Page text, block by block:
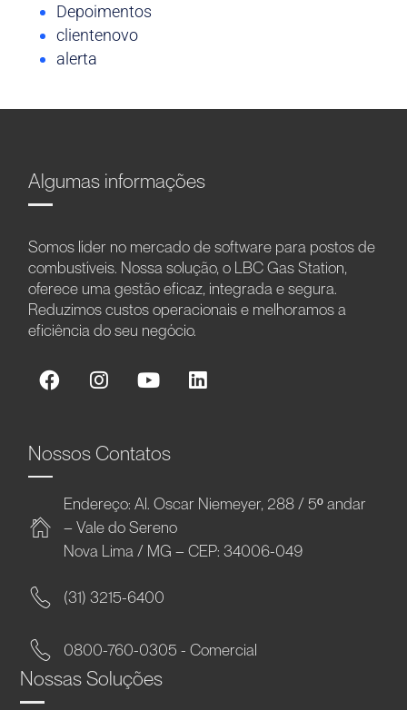
Depoimentos
clientenovo
alerta
Algumas informações
Somos líder no mercado de software para postos de
combustíveis. Nossa solução, o LBC Gas Station,
oferece uma gestão eficaz, integrada e segura.
Reduzimos custos operacionais e melhoramos a
eficiência do seu negócio.
Nossos Contatos
Endereço: Al. Oscar Niemeyer, 288 / 5º andar
– Vale do Sereno
Nova Lima / MG – CEP: 34006-049
(31) 3215-6400
0800-760-0305 - Comercial
Nossas Soluções